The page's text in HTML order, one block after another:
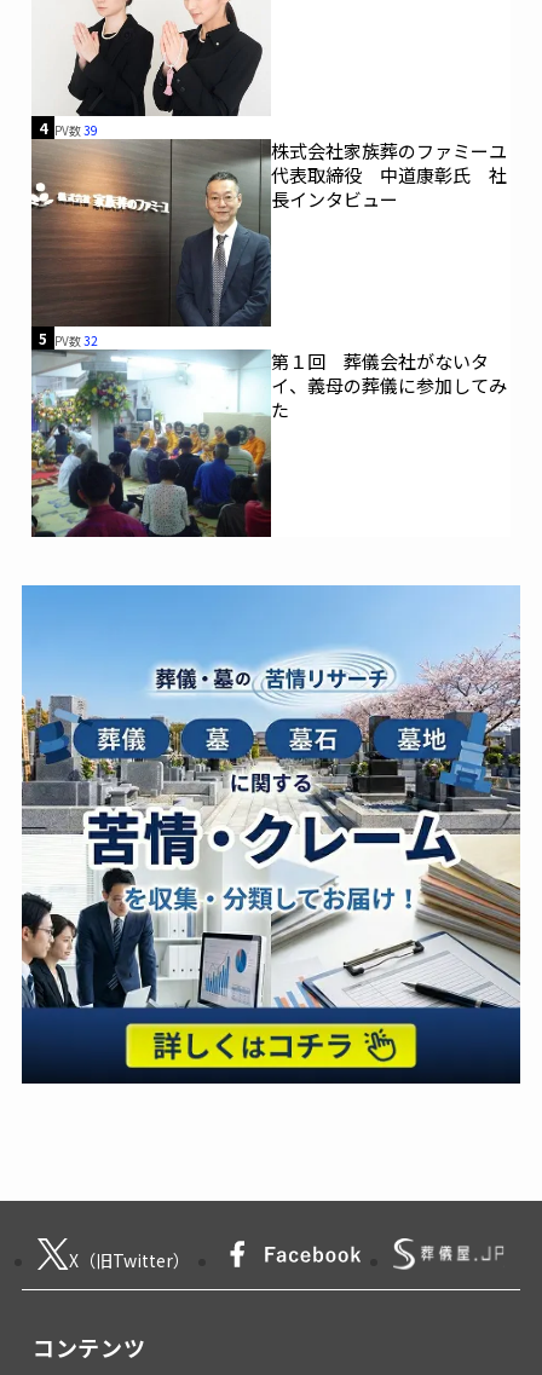
4 PV数39
株式会社家族葬のファミーユ
代表取締役 中道康彰氏 社
長インタビュー
5 PV数32
第１回 葬儀会社がないタ
イ、義母の葬儀に参加してみ
た
X（旧Twitter）
コンテンツ